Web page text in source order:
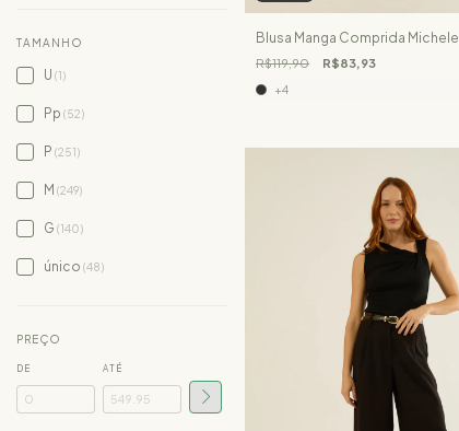
TAMANHO
U (1)
Pp (52)
P (251)
M (249)
G (140)
único (48)
PREÇO
DE ATÉ
Blusa Manga Comprida Michele
R$119,90 R$83,93
+4